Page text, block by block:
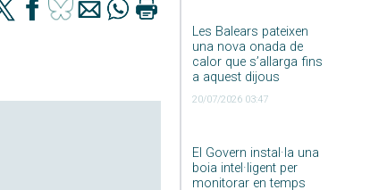
Les Balears pateixen
una nova onada de
calor que s’allarga fins
a aquest dijous
20/07/2026 03:47
El Govern instal·la una
boia intel·ligent per
monitorar en temps